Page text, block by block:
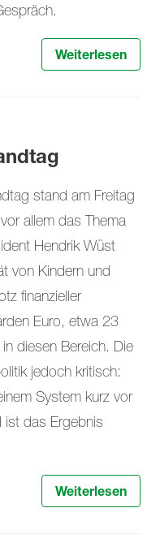
Weiterlesen
stand am Freitag
allem das Thema
Hendrik Wüst
von Kindern und
finanzieller
Euro, etwa 23
diesen Bereich. Die
jedoch kritisch:
System kurz vor
ist das Ergebnis
Weiterlesen